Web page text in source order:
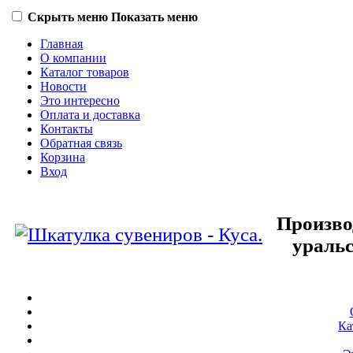
Скрыть меню Показать меню
Главная
О компании
Каталог товаров
Новости
Это интересно
Оплата и доставка
Контакты
Обратная связь
Корзина
Вход